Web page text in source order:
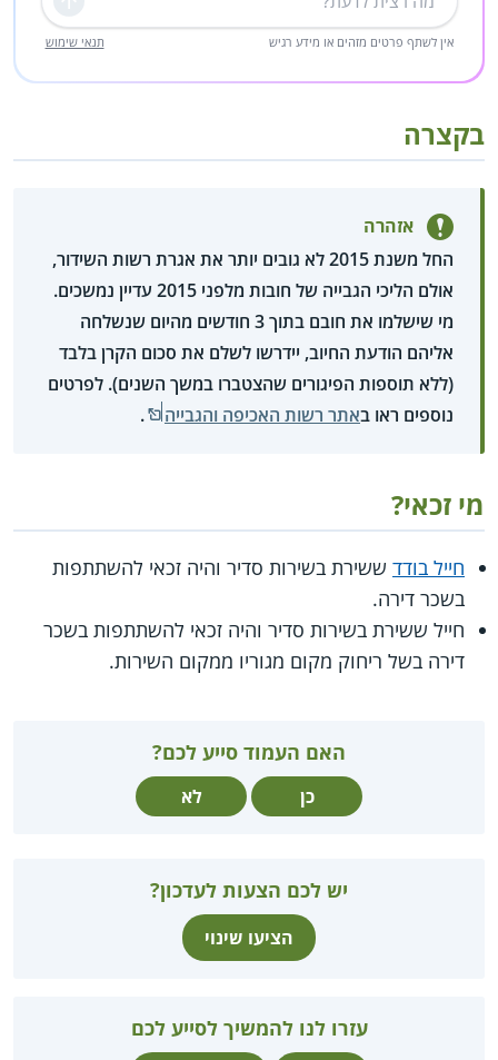
שליחה
אין לשתף פרטים מזהים או מידע רגיש תנאי שימוש
בקצרה
אזהרה
החל משנת 2015 לא גובים יותר את אגרת רשות השידור,
אולם הליכי הגבייה של חובות מלפני 2015 עדיין נמשכים.
מי שישלמו את חובם בתוך 3 חודשים מהיום שנשלחה
אליהם הודעת החיוב, יידרשו לשלם את סכום הקרן בלבד
(ללא תוספות הפיגורים שהצטברו במשך השנים). לפרטים
נוספים ראו באתר רשות האכיפה והגבייה .
מי זכאי?
חייל בודד ששירת בשירות סדיר והיה זכאי להשתתפות
בשכר דירה.
חייל ששירת בשירות סדיר והיה זכאי להשתתפות בשכר
דירה בשל ריחוק מקום מגוריו ממקום השירות.
האם העמוד סייע לכם?
כן לא
יש לכם הצעות לעדכון?
הציעו שינוי
עזרו לנו להמשיך לסייע לכם